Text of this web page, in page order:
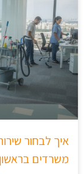
איך לבחור
משרדים בראשון